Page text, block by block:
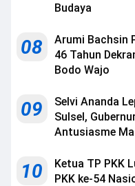
Budaya
08
Arumi Bachsin
46 Tahun
Bodo Wajo
09
Selvi Ananda
Sulsel,
Antusiasme
10
Ketua TP PKK
PKK ke-54